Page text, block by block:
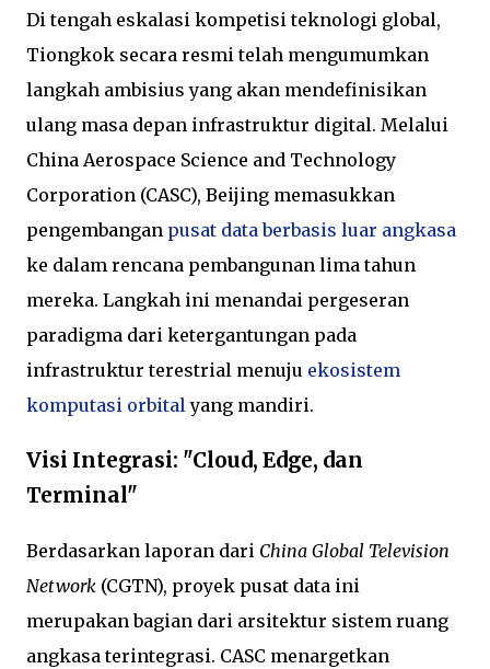
Di tengah eskalasi kompetisi teknologi global,
Tiongkok secara resmi telah mengumumkan
langkah ambisius yang akan mendefinisikan
ulang masa depan infrastruktur digital. Melalui
China Aerospace Science and Technology
Corporation (CASC), Beijing memasukkan
pengembangan pusat data berbasis luar angkasa
ke dalam rencana pembangunan lima tahun
mereka. Langkah ini menandai pergeseran
paradigma dari ketergantungan pada
infrastruktur terestrial menuju ekosistem
komputasi orbitalyang mandiri.
Visi Integrasi: "Cloud, Edge, dan
Terminal"
Berdasarkan laporan dari China Global Television
Network (CGTN), proyek pusat data ini
merupakan bagian dari arsitektur sistem ruang
angkasa terintegrasi. CASC menargetkan